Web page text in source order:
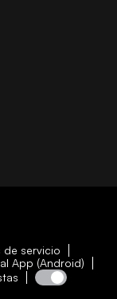
de servicio
App (Android)